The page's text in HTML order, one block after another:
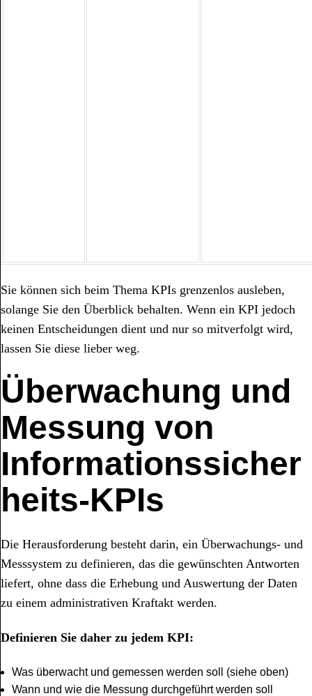
Sie können sich beim Thema KPIs grenzenlos ausleben,
solange Sie den Überblick behalten. Wenn ein KPI jedoch
keinen Entscheidungen dient und nur so mitverfolgt wird,
lassen Sie diese lieber weg.
Überwachung und
Messung von
Informationssicher
heits-KPIs
Die Herausforderung besteht darin, ein Überwachungs- und
Messsystem zu definieren, das die gewünschten Antworten
liefert, ohne dass die Erhebung und Auswertung der Daten
zu einem administrativen Kraftakt werden.
Definieren Sie daher zu jedem KPI:
Was überwacht und gemessen werden soll (siehe oben)
Wann und wie die Messung durchgeführt werden soll